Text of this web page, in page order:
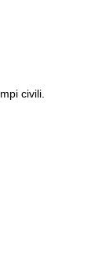
civili.